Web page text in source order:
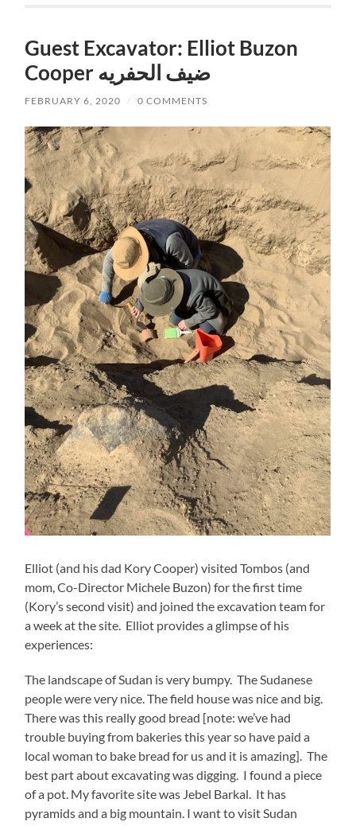
Guest Excavator: Elliot Buzon
Cooper ضيف الحفريه
FEBRUARY 6, 2020 / 0 COMMENTS
Elliot (and his dad Kory Cooper) visited Tombos (and
mom, Co-Director Michele Buzon) for the first time
(Kory’s second visit) and joined the excavation team for
a week at the site. Elliot provides a glimpse of his
experiences:
The landscape of Sudan is very bumpy. The Sudanese
people were very nice. The field house was nice and big.
There was this really good bread [note: we’ve had
trouble buying from bakeries this year so have paid a
local woman to bake bread for us and it is amazing]. The
best part about excavating was digging. I found a piece
of a pot. My favorite site was Jebel Barkal. It has
pyramids and a big mountain. I want to visit Sudan